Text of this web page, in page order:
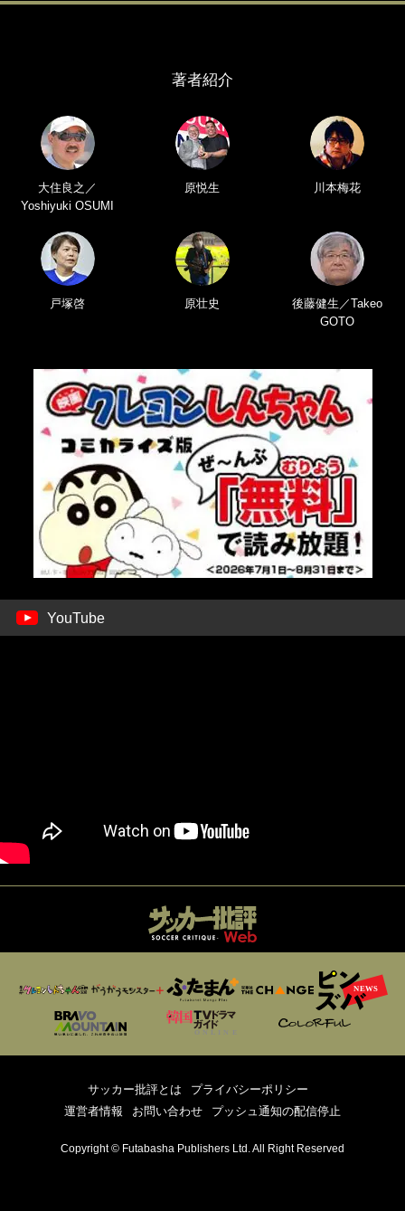
著者紹介
大住良之／
Yoshiyuki OSUMI
原悦生 川本梅花
戸塚啓 原壮史
後藤健生／Takeo
GOTO
YouTube
サッカー批評とは
プライバシーポリシー
運営者情報
お問い合わせ プッシュ通知の配信停止
Copyright © Futabasha Publishers Ltd. All Right Reserved